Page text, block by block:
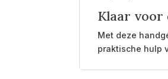
Klaar voor
Met deze
praktische hulp